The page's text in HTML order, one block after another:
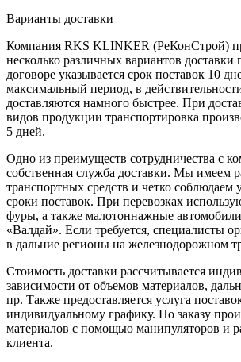
Варианты доставки
Компания RKS KLINKER (РеКонСтрой)
несколько различных вариантов
договоре указывается срок поставок 10
максимальный период, в
доставляются намного быстрее. При
видов продукции транспортировка
5 дней.
Одно из преимуществ сотрудничества с
собственная служба доставки. Мы имеем
транспортных средств и четко соблюдаем
сроки поставок. При перевозках
фуры, а также малотоннажные автомобили
«Валдай». Если требуется, специалисты
в дальние регионы на железнодорожном
Стоимость доставки рассчитывается
зависимости от объемов материалов,
пр. Также предоставляется услуга
индивидуальному графику. По заказу
материалов с помощью манипуляторов и
клиента.